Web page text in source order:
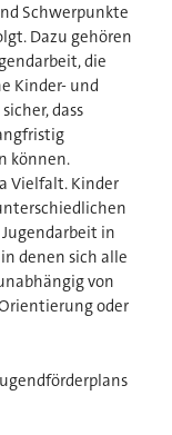
Schwerpunkte
Dazu gehören
die
Kinder- und
dass
können.
Vielfalt. Kinder
in
denen sich alle
von
oder